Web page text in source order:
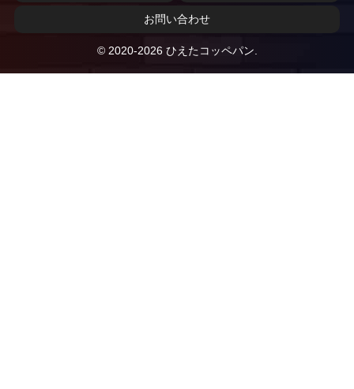
お問い合わせ
© 2020-2026 ひえたコッペパン.